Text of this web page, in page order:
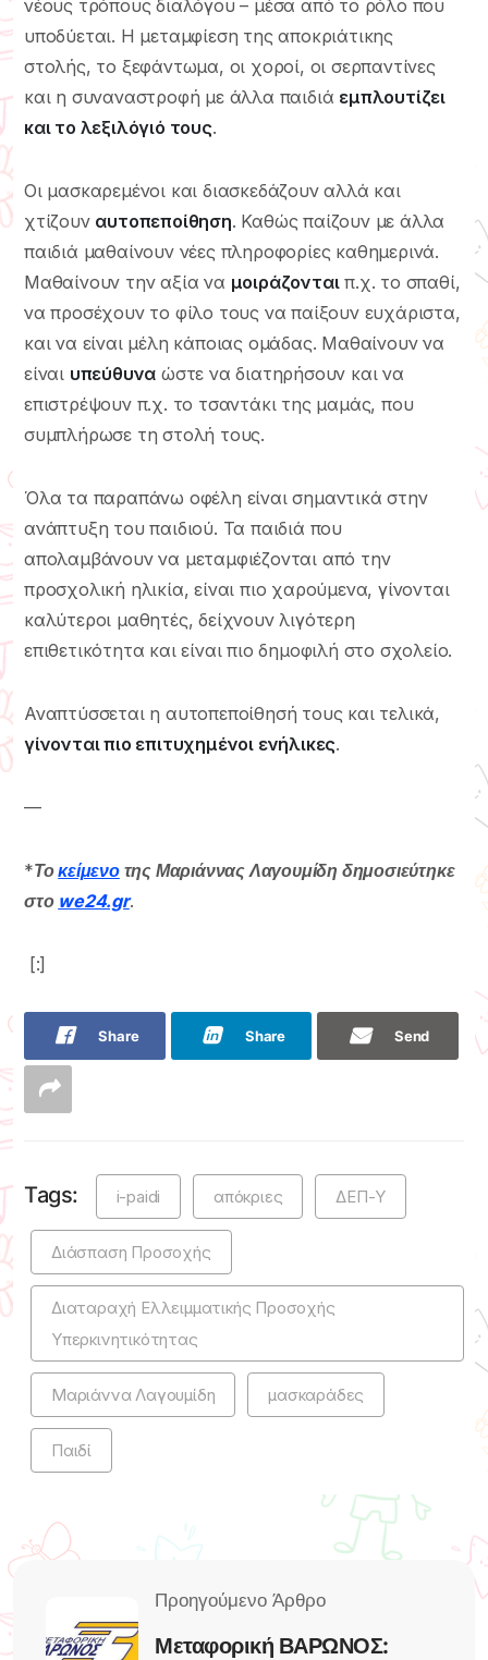
νέους τρόπους διαλόγου – μέσα από το ρόλο που
υποδύεται. Η μεταμφίεση της αποκριάτικης
στολής, το ξεφάντωμα, οι χοροί, οι σερπαντίνες
και η συναναστροφή με άλλα παιδιά εμπλουτίζει
και το λεξιλόγιό τους.
Οι μασκαρεμένοι και διασκεδάζουν αλλά και
χτίζουν αυτοπεποίθηση. Καθώς παίζουν με άλλα
παιδιά μαθαίνουν νέες πληροφορίες καθημερινά.
Μαθαίνουν την αξία να μοιράζονταιπ.χ. το σπαθί,
να προσέχουν το φίλο τους να παίξουν ευχάριστα,
και να είναι μέλη κάποιας ομάδας. Μαθαίνουν να
είναι υπεύθυνα ώστε να διατηρήσουν και να
επιστρέψουν π.χ. το τσαντάκι της μαμάς, που
συμπλήρωσε τη στολή τους.
Όλα τα παραπάνω οφέλη είναι σημαντικά στην
ανάπτυξη του παιδιού. Τα παιδιά που
απολαμβάνουν να μεταμφιέζονται από την
προσχολική ηλικία, είναι πιο χαρούμενα, γίνονται
καλύτεροι μαθητές, δείχνουν λιγότερη
επιθετικότητα και είναι πιο δημοφιλή στο σχολείο.
Αναπτύσσεται η αυτοπεποίθησή τους και τελικά,
γίνονται πιο επιτυχημένοι ενήλικες.
—
*Τοκείμενοτης Μαριάννας Λαγουμίδη δημοσιεύτηκε
στο we24.gr.
[:]
Share Share Send
Tags: i-paidi απόκριες ΔΕΠ-Υ
Διάσπαση Προσοχής
Διαταραχή Ελλειμματικής Προσοχής
Υπερκινητικότητας
Μαριάννα Λαγουμίδη μασκαράδες
Παιδί
Μεταφορική ΒΑΡΩΝΟΣ: